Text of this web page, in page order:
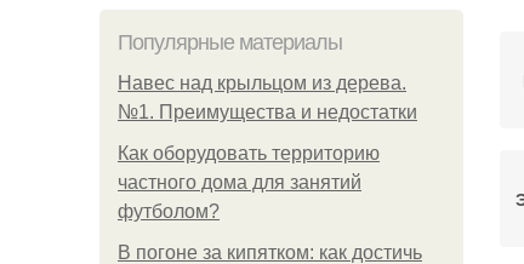
Популярные материалы
Навес над крыльцом из дерева.
№1. Преимущества и недостатки
Как оборудовать территорию
частного дома для занятий
футболом?
В погоне за кипятком: как достичь